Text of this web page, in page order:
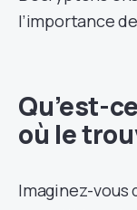
l’importance
Qu’est-
où le
Imaginez-vous